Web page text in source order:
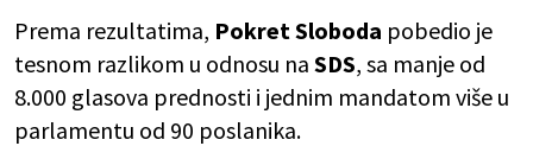
Prema rezultatima, Pokret Sloboda pobedio je
tesnom razlikom u odnosu na SDS, sa manje od
8.000 glasova prednosti i jednim mandatom više u
parlamentu od 90 poslanika.